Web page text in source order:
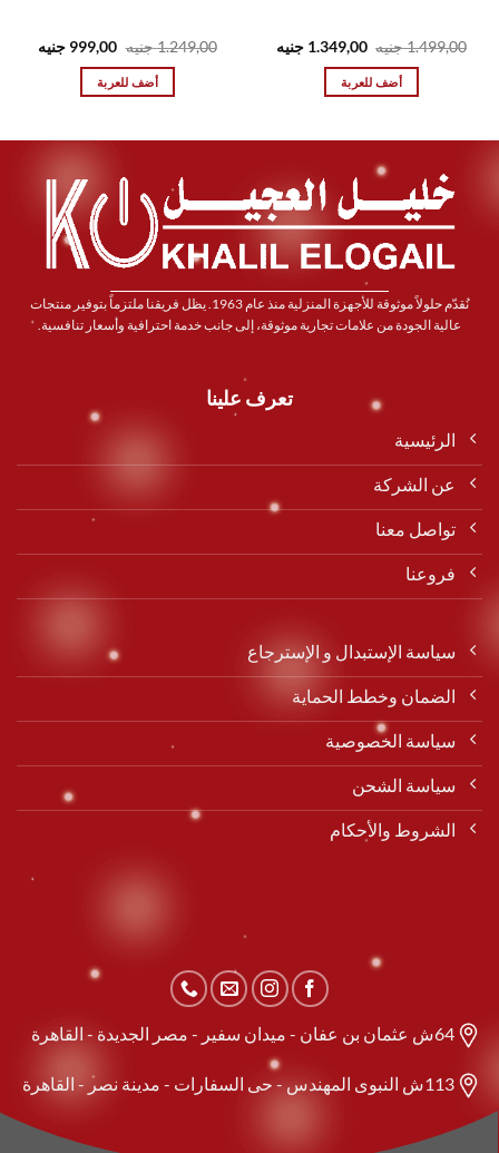
1.499,00جنيه السعر
الأصلي
هو:
1.499,00 EGP.
1.349,00 جنيه
أضف للعربة
1.249,00جنيه السعر
الأصلي
هو:
1.249,00 EGP.
999,00 جنيهالسعر
أضف للعربة
نُقدّم حلولاً موثوقة للأجهزة المنزلية منذ عام 1963. يظل فريقنا ملتزماً بتوفير منتجات
عالية الجودة من علامات تجارية موثوقة، إلى جانب خدمة احترافية وأسعار تنافسية.
تعرف علينا
الرئيسية
عن الشركة
تواصل معنا
فروعنا
سياسة الإستبدال و الإسترجاع
الضمان وخطط الحماية
سياسة الخصوصية
سياسة الشحن
الشروط والأحكام
64ش عثمان بن عفان - ميدان سفير - مصر الجديدة - القاهرة
113ش النبوى المهندس - حى السفارات - مدينة نصر - القاهرة